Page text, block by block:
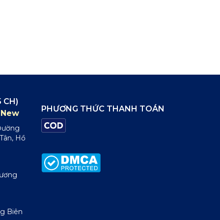
CH)
New
Hồ
Biên
PHƯƠNG THỨC THANH TOÁN